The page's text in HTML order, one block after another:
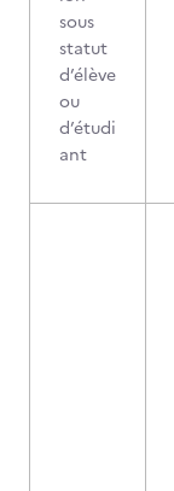
sous
statut
d’élève
ou
d’étudi
ant